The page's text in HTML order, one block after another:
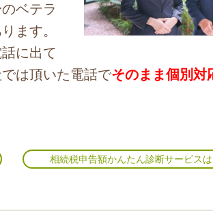
ベテラ
ます。
に出て
は頂いた電話でそのまま個別対
相続税申告額かんたん診断サービス